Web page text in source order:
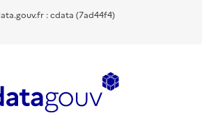
: cdata (7ad44f4)